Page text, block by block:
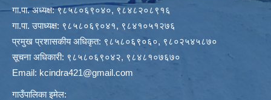
गा.पा. अध्यक्ष: ९८५८०६९०४०, ९८४८२०८९१६
गा.पा. उपाध्यक्ष: ९८५८०६९०४१, ९८४१०५१२७६
प्रमुख प्रशासकीय अधिकृत: ९८५८०६९०६०, ९८०२५४५८७०
सूचना अधिकारी: ९८५८०६९०४२, ९८४८१०७६७०
Email: kcindra421@gmail.com
गाउँपालिका इमेल: